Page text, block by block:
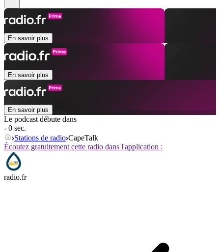
En savoir plus
En savoir plus
En savoir plus
Le podcast débute dans
- 0 sec.
Stations de radio CapeTalk
Écoutez gratuitement cette radio dans l'application :
radio.fr